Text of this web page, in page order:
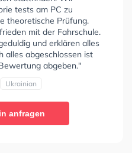
tests am PC zu
theoretische Prüfung.
mit der Fahrschule.
und erklären alles
alles abgeschlossen ist
abgeben."
Ukrainian
anfragen